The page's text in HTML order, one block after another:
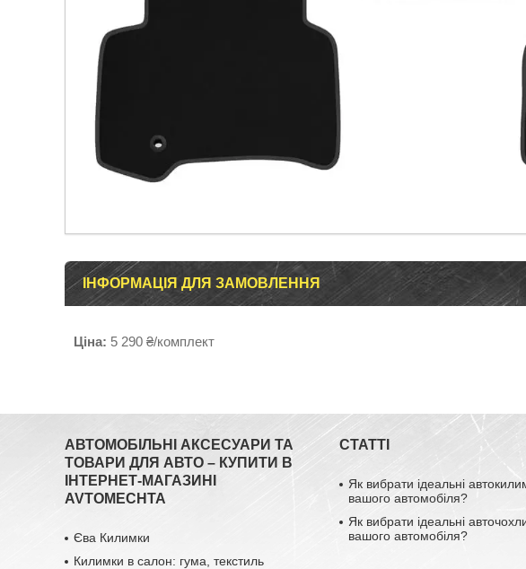
ІНФОРМАЦІЯ ДЛЯ ЗАМОВЛЕННЯ
Ціна: 5 290 ₴/комплект
АВТОМОБІЛЬНІ АКСЕСУАРИ ТА
ТОВАРИ ДЛЯ АВТО – КУПИТИ В
ІНТЕРНЕТ-МАГАЗИНІ
AVTOMECHTA
Єва Килимки
Килимки в салон: гума, текстиль
СТАТТІ
Як вибрати ідеальні
вашого автомобіля?
Як вибрати ідеальні
вашого автомобіля?